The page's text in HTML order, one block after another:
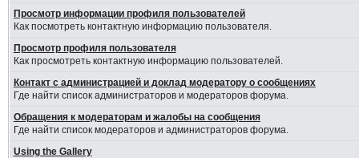
Просмотр информации профиля пользователей
Как посмотреть контактную информацию пользователя.
Просмотр профиля пользователя
Как просмотреть контактную информацию пользователей.
Контакт с администрацией и доклад модератору о сообщениях
Где найти список администраторов и модераторов форума.
Обращения к модераторам и жалобы на сообщения
Где найти список модераторов и администраторов форума.
Using the Gallery